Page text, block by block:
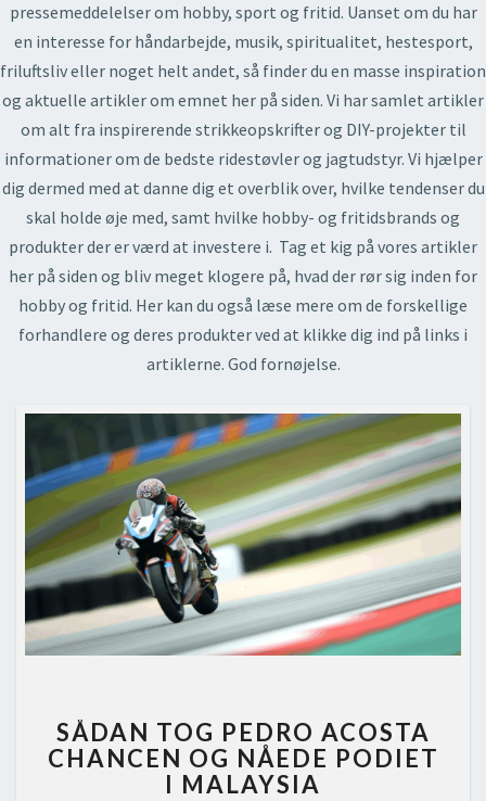
pressemeddelelser om hobby, sport og fritid. Uanset om du har
en interesse for håndarbejde, musik, spiritualitet, hestesport,
friluftsliv eller noget helt andet, så finder du en masse inspiration
og aktuelle artikler om emnet her på siden. Vi har samlet artikler
om alt fra inspirerende strikkeopskrifter og DIY-projekter til
informationer om de bedste ridestøvler og jagtudstyr. Vi hjælper
dig dermed med at danne dig et overblik over, hvilke tendenser du
skal holde øje med, samt hvilke hobby- og fritidsbrands og
produkter der er værd at investere i. Tag et kig på vores artikler
her på siden og bliv meget klogere på, hvad der rør sig inden for
hobby og fritid. Her kan du også læse mere om de forskellige
forhandlere og deres produkter ved at klikke dig ind på links i
artiklerne. God fornøjelse.
TOG
PEDRO
ACOSTA
SÅDAN TOG PEDRO ACOSTA
CHANCEN OG NÅEDE PODIET
I MALAYSIA